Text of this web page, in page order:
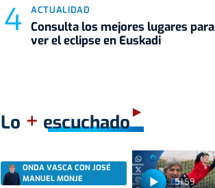
ACTUALIDAD
Consulta los mejores lugares para
ver el eclipse en Euskadi
Lo + escuchado
51:59
ONDA VASCA CON JOSÉ
MANUEL MONJE